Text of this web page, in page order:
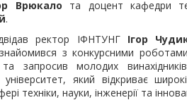
Врюкало та доцент кафедри
.
ректор ІФНТУНГІгор
з конкурсними
та запросив молодих
який відкриває
техніки, науки, інженерії та